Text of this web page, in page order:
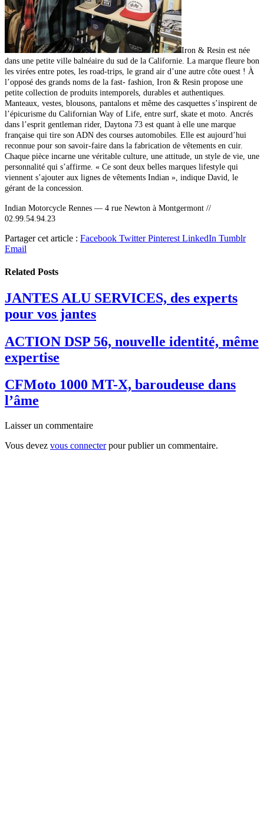
Iron & Resin est née
dans une petite ville balnéaire du sud de la Californie. La marque fleure bon
les virées entre potes, les road-trips, le grand air d’une autre côte ouest ! À
l’opposé des grands noms de la fast- fashion, Iron & Resin propose une
petite collection de produits intemporels, durables et authentiques.
Manteaux, vestes, blousons, pantalons et même des casquettes s’inspirent de
l’épicurisme du Californian Way of Life, entre surf, skate et moto. Ancrés
dans l’esprit gentleman rider, Daytona 73 est quant à elle une marque
française qui tire son ADN des courses automobiles. Elle est aujourd’hui
reconnue pour son savoir-faire dans la fabrication de vêtements en cuir.
Chaque pièce incarne une véritable culture, une attitude, un style de vie, une
personnalité qui s’affirme. « Ce sont deux belles marques lifestyle qui
viennent s’ajouter aux lignes de vêtements Indian », indique David, le
gérant de la concession.
Indian Motorcycle Rennes — 4 rue Newton à Montgermont //
02.99.54.94.23
Partager cet article : Facebook Twitter Pinterest LinkedIn Tumblr
Email
Related Posts
JANTES ALU SERVICES, des experts
pour vos jantes
ACTION DSP 56, nouvelle identité, même
expertise
CFMoto 1000 MT-X, baroudeuse dans
l’âme
Laisser un commentaire
Vous devez vous connecterpour publier un commentaire.